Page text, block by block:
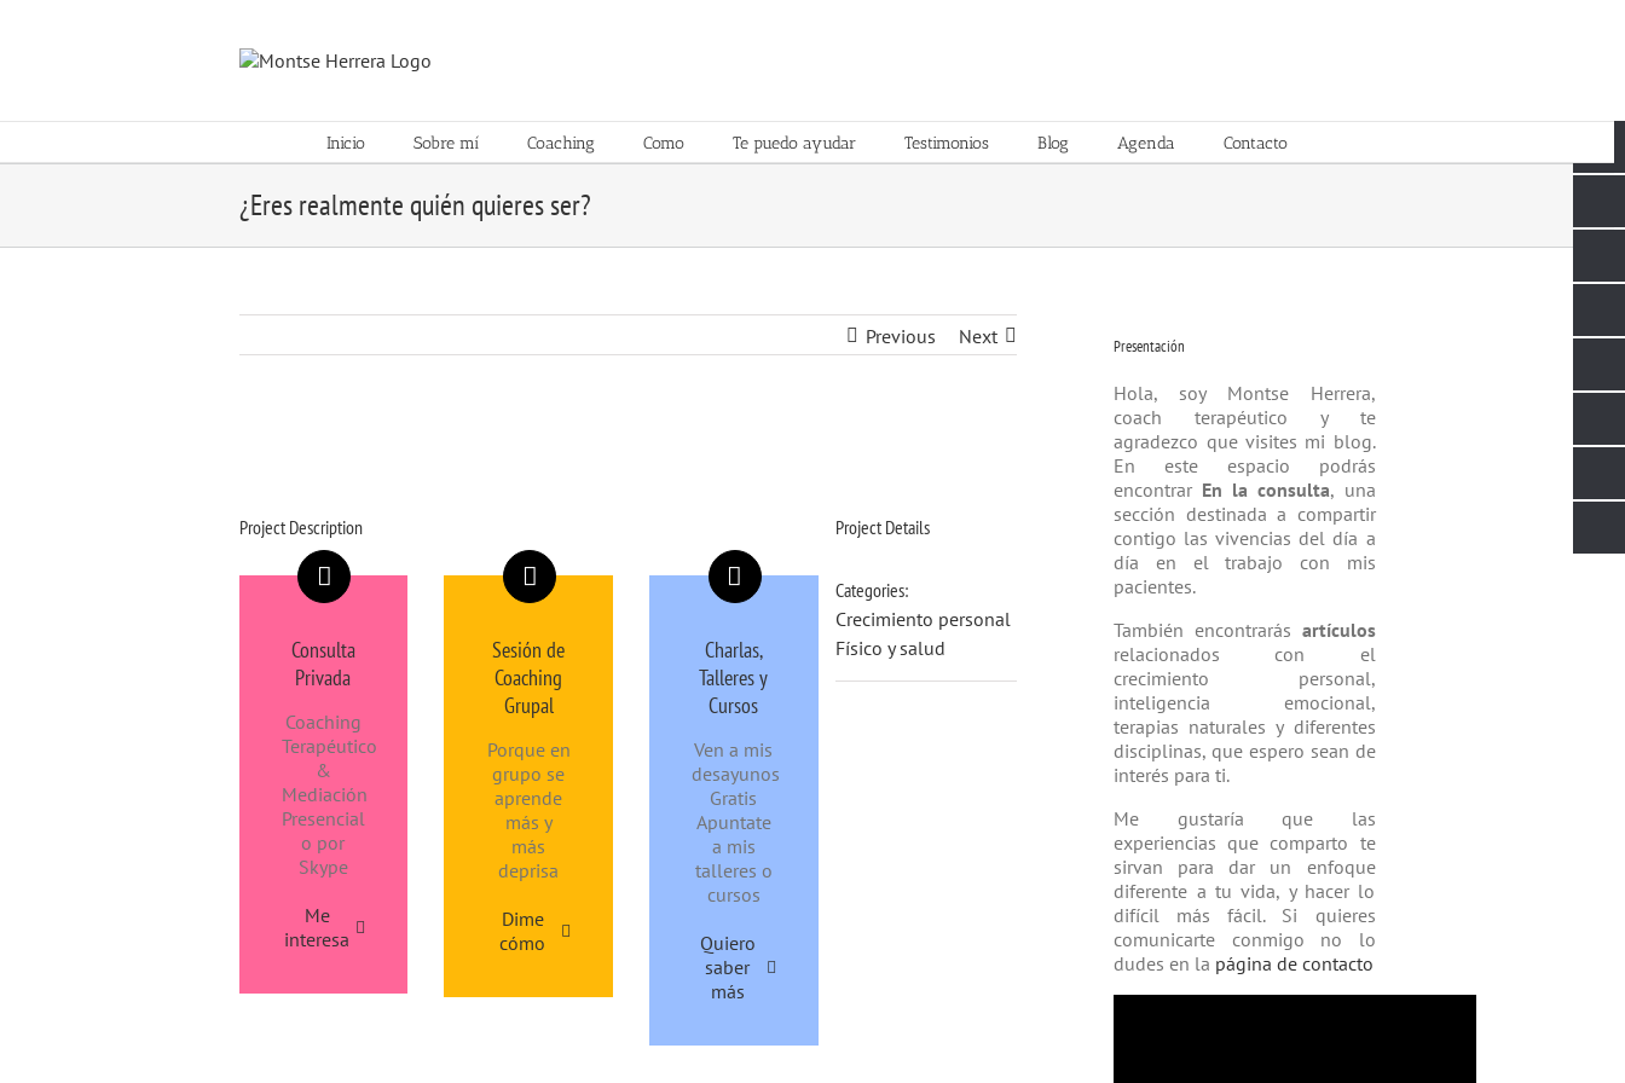
Inicio Sobre mí Coaching Como Te puedo ayudar Testimonios Blog Agenda Contacto
¿Eres realmente quién quieres ser?
Previous Next
Project Description
Consulta
Privada
Coaching
Terapéutico
&
Mediación
Presencial
o por
Skype
Me
interesa
Sesión de
Coaching
Grupal
Porque en
grupo se
aprende
más y
más
deprisa
Dime
cómo
Charlas,
Talleres y
Cursos
Ven a mis
desayunos
Gratis
Apuntate
a mis
talleres o
cursos
Quiero
saber
más
Project Details
Categories:
Crecimiento personal
Físico y salud
Presentación
Hola, soy Montse Herrera,
coach tera­péutico y te
agradezco que visites mi blog.
En este espacio podrás
encontrar En la consulta, una
sección destinada a compartir
contigo las vivencias del día a
día en el trabajo con mis
pacientes.
También encontrarás artículos
relacio­nados con el
crecimiento personal,
inteligencia emocional,
terapias natu­rales y diferentes
disciplinas, que espero sean de
interés para ti.
Me gustaría que las
experiencias que comparto te
sirvan para dar un enfoque
diferente a tu vida, y hacer lo
difícil más fácil. Si quieres
comunicarte conmigo no lo
dudes en la página de contacto